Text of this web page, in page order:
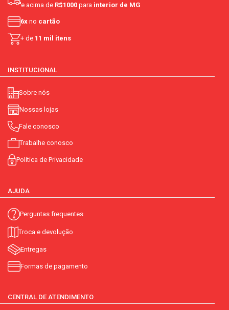
e acima de R$1000 para interior de MG
6x no cartão
+ de 11 mil itens
INSTITUCIONAL
Sobre nós
Nossas lojas
Fale conosco
Trabalhe conosco
Política de Privacidade
AJUDA
Perguntas frequentes
Troca e devolução
Entregas
Formas de pagamento
CENTRAL DE ATENDIMENTO